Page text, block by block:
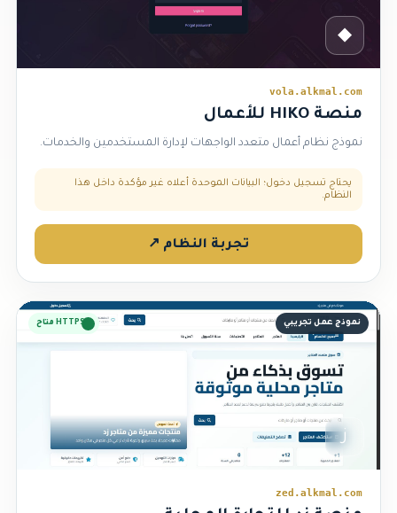
◆
vola.alkmal.com
منصة HIKO للأعمال
نموذج نظام أعمال متعدد الواجهات لإدارة المستخدمين والخدمات.
يحتاج تسجيل دخول؛ البيانات الموحدة أعلاه غير مؤكدة داخل هذا
النظام.
تجربة النظام ↗
نموذج عمل تجريبي HTTPS متاح
ز
zed.alkmal.com